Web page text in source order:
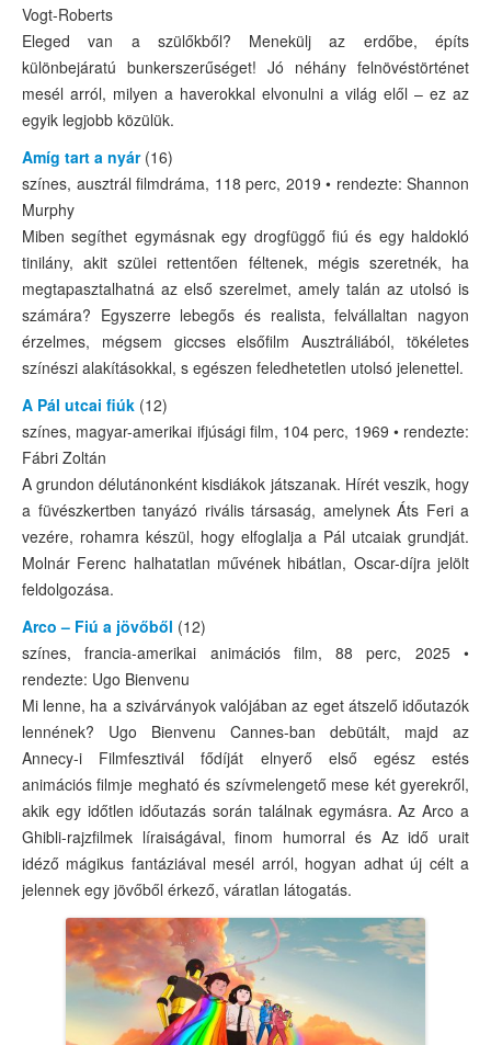
Vogt-Roberts
Eleged van a szülőkből? Menekülj az erdőbe, építs
különbejáratú bunkerszerűséget! Jó néhány felnövéstörténet
mesél arról, milyen a haverokkal elvonulni a világ elől – ez az
egyik legjobb közülük.
Amíg tart a nyár(16)
színes, ausztrál filmdráma, 118 perc, 2019 • rendezte: Shannon
Murphy
Miben segíthet egymásnak egy drogfüggő fiú és egy haldokló
tinilány, akit szülei rettentően féltenek, mégis szeretnék, ha
megtapasztalhatná az első szerelmet, amely talán az utolsó is
számára? Egyszerre lebegős és realista, felvállaltan nagyon
érzelmes, mégsem giccses elsőfilm Ausztráliából, tökéletes
színészi alakításokkal, s egészen feledhetetlen utolsó jelenettel.
A Pál utcai fiúk (12)
színes, magyar-amerikai ifjúsági film, 104 perc, 1969 • rendezte:
Fábri Zoltán
A grundon délutánonként kisdiákok játszanak. Hírét veszik, hogy
a füvészkertben tanyázó rivális társaság, amelynek Áts Feri a
vezére, rohamra készül, hogy elfoglalja a Pál utcaiak grundját.
Molnár Ferenc halhatatlan művének hibátlan, Oscar-díjra jelölt
feldolgozása.
Arco – Fiú a jövőből (12)
színes, francia-amerikai animációs film, 88 perc, 2025 •
rendezte: Ugo Bienvenu
Mi lenne, ha a szivárványok valójában az eget átszelő időutazók
lennének? Ugo Bienvenu Cannes-ban debütált, majd az
Annecy-i Filmfesztivál fődíját elnyerő első egész estés
animációs filmje megható és szívmelengető mese két gyerekről,
akik egy időtlen időutazás során találnak egymásra. Az Arco a
Ghibli-rajzfilmek líraiságával, finom humorral és Az idő urait
idéző mágikus fantáziával mesél arról, hogyan adhat új célt a
jelennek egy jövőből érkező, váratlan látogatás.